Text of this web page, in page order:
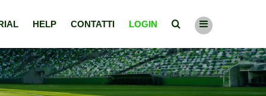
HELP CONTATTI LOGIN